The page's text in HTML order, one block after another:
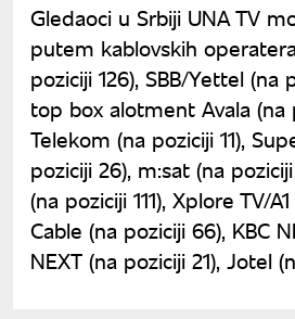
Gledaoci u Srbiji UNA TV
putem kablovskih
poziciji 126), SBB/Yettel (na
top box alotment Avala (na
Telekom (na poziciji 11),
poziciji 26), m:sat (na
(na poziciji 111), Xplore TV/
Cable (na poziciji 66), KBC
NEXT (na poziciji 21), Jotel